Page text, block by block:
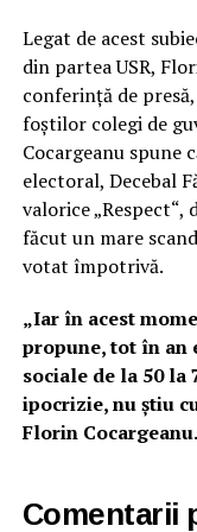
Legat de acest
din partea USR,
conferință de
foștilor colegi de
Cocargeanu spune
electoral, Decebal
valorice „Respect“,
făcut un mare
votat împotrivă.
„Iar în acest
propune, tot în an
sociale de la 50 la
ipocrizie, nu știu
Florin Cocargeanu.
Comentarii